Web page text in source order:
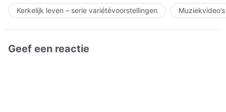
Kerkelijk leven – serie variétévoorstellingen Muziekvideo’s
Geef een reactie